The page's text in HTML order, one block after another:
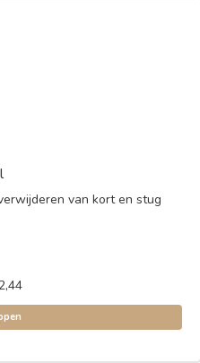
van kort en stug